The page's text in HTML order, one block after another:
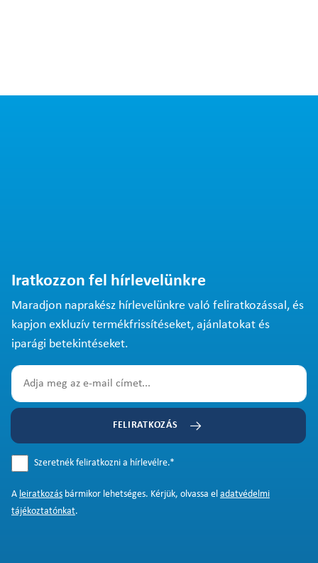
Iratkozzon fel hírlevelünkre
Maradjon naprakész hírlevelünkre való feliratkozással, és
kapjon exkluzív termékfrissítéseket, ajánlatokat és
iparági betekintéseket.
FELIRATKOZÁS
Szeretnék feliratkozni a hírlevélre.*
A leiratkozás bármikor lehetséges. Kérjük, olvassa el adatvédelmi
tájékoztatónkat.